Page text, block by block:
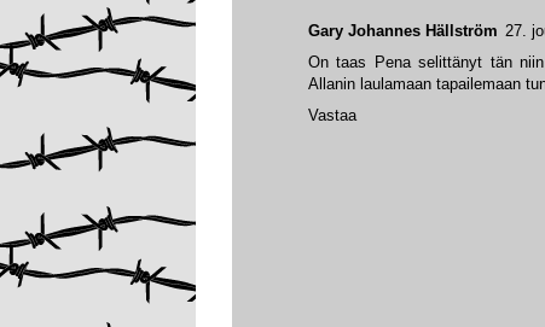
Gary Johannes Hällström 27.
On taas Pena selittänyt tän
Allanin laulamaan tapailemaan
Vastaa